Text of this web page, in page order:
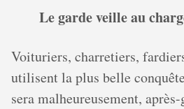
Le garde veille au
Voituriers, charretiers,
utilisent la plus belle
sera malheureusement,